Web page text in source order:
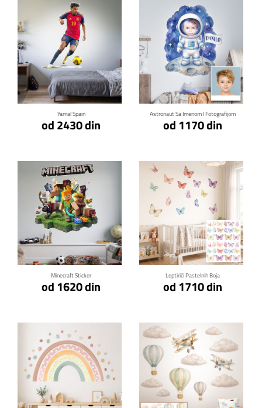
Yamal Spain
od 2430 din
Klikni za detalje
Astronaut Sa Imenom I Fotografijom
od 1170 din
Klikni za detalje
Minecraft Sticker
od 1620 din
Klikni za detalje
Leptirići Pastelnih Boja
od 1710 din
Klikni za detalje
Klikni za detalje Klikni za detalje